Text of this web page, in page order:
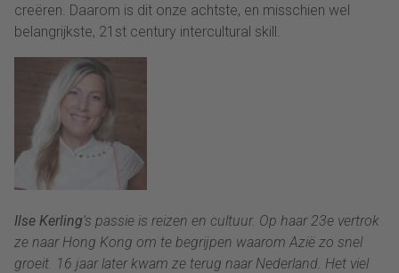
creëren. Daarom is dit onze achtste, en misschien wel
belangrijkste, 21st century intercultural skill.
Ilse Kerling’s passie is reizen en cultuur. Op haar 23e vertrok
ze naar Hong Kong om te begrijpen waarom Azië zo snel
groeit. 16 jaar later kwam ze terug naar Nederland. Het viel